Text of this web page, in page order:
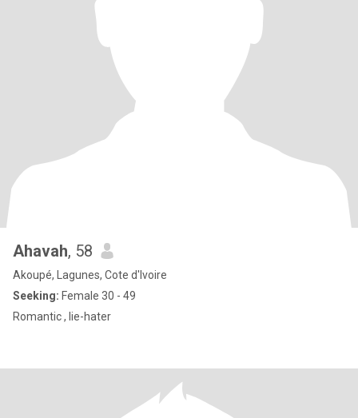
Ahavah, 58
Akoupé, Lagunes, Cote d'Ivoire
Seeking: Female 30 - 49
Romantic , lie-hater